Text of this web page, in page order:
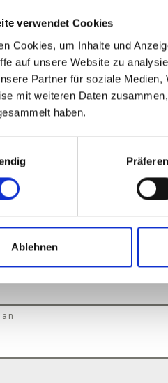
verwendet Cookies
Cookies, um Inhalte und
auf unsere Website zu
Partner für soziale
mit weiteren Daten
haben.
Ablehnen
(Freistädter Straße 384,
mit Collegium Vini
die Betreuung unserer
die Anmeldung für
3400 0000 0391 1856)